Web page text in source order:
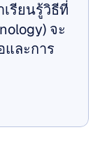
รียนรู้วิธีที่
จะ
ละการ